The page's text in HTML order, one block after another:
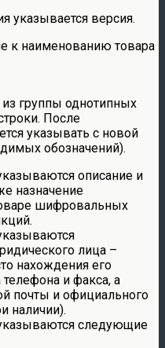
указывается версия.
к наименованию товара
группы однотипных
После
указывать с новой
обозначений).
описание и
назначение
шифровальных
лица –
нахождения его
и факса, а
почты и официального
наличии).
следующие